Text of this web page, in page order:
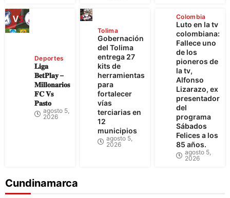
Deportes
𝐋𝐢𝐠𝐚
𝐁𝐞𝐭𝐏𝐥𝐚𝐲 –
𝐌𝐢𝐥𝐥𝐨𝐧𝐚𝐫𝐢𝐨𝐬
𝐅𝐂 𝐕𝐬
𝐏𝐚𝐬𝐭𝐨
agosto 5,
2026
Tolima
Gobernación
del Tolima
entrega 27
kits de
herramientas
para
fortalecer
vías
terciarias en
12
municipios
agosto 5,
2026
Colombia
Luto en la tv
colombiana:
Fallece uno
de los
pioneros de
la tv,
Alfonso
Lizarazo, ex
presentador
del
programa
Sábados
Felices a los
85 años.
agosto 5,
2026
Cundinamarca